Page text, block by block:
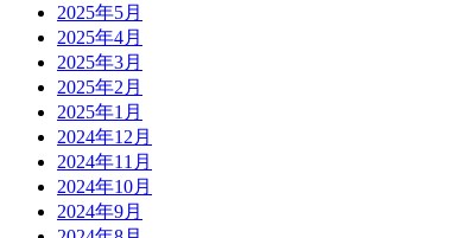
2025年5月
2025年4月
2025年3月
2025年2月
2025年1月
2024年12月
2024年11月
2024年10月
2024年9月